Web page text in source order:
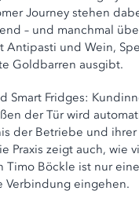
Journey stehen
– und manchmal
und Wein,
Goldbarren ausgibt.
Smart Fridges:
der Tür wird
der Betriebe und
Praxis zeigt auch, wie
Timo Böckle ist nur
Verbindung eingehen.